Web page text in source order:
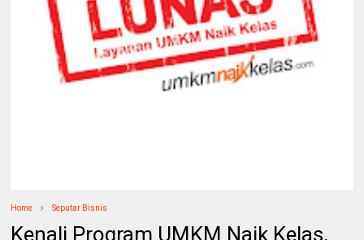
Home Seputar Bisnis
Kenali Program UMKM Naik Kelas,